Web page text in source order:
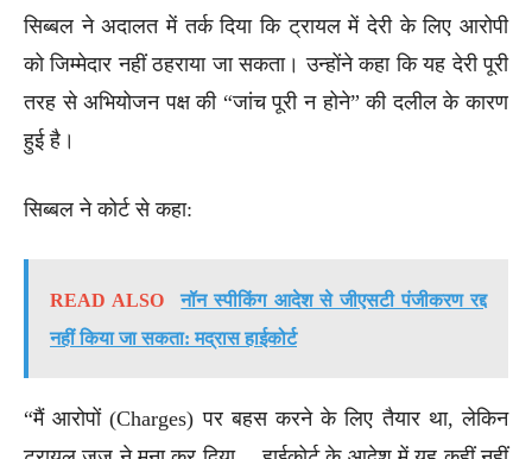
सिब्बल ने अदालत में तर्क दिया कि ट्रायल में देरी के लिए आरोपी
को जिम्मेदार नहीं ठहराया जा सकता। उन्होंने कहा कि यह देरी पूरी
तरह से अभियोजन पक्ष की “जांच पूरी न होने” की दलील के कारण
हुई है।
सिब्बल ने कोर्ट से कहा:
READ ALSO
नॉन स्पीकिंग आदेश से जीएसटी पंजीकरण रद्द
नहीं किया जा सकता: मद्रास हाईकोर्ट
“मैं आरोपों (Charges) पर बहस करने के लिए तैयार था, लेकिन